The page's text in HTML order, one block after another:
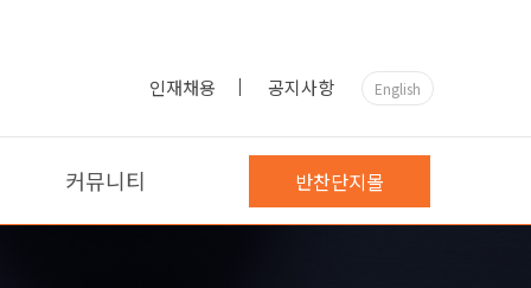
인재채용 공지사항 English
커뮤니티 반찬단지몰